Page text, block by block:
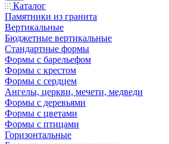
Каталог
Памятники из гранита
Вертикальные
Бюджетные вертикальные
Стандартные формы
Формы с барельефом
Формы с крестом
Формы с сердцем
Ангелы, церкви, мечети, медведи
Формы с деревьями
Формы с цветами
Формы с птицами
Горизонтальные